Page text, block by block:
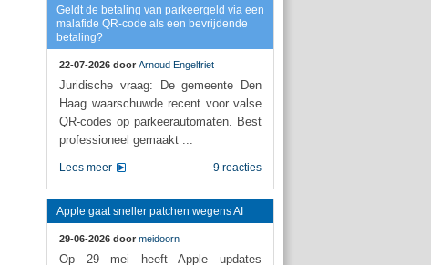
Geldt de betaling van parkeergeld via een
malafide QR-code als een bevrijdende
betaling?
22-07-2026 door Arnoud Engelfriet
Juridische vraag: De gemeente Den
Haag waarschuwde recent voor valse
QR-codes op parkeerautomaten. Best
professioneel gemaakt ...
9 reacties
Lees meer
Apple gaat sneller patchen wegens AI
29-06-2026 door meidoorn
Op 29 mei heeft Apple updates